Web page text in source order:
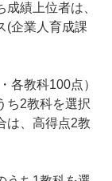
成績上位者は、
(企業人育成課
各教科100点）
ち2教科を選択
は、高得点2教